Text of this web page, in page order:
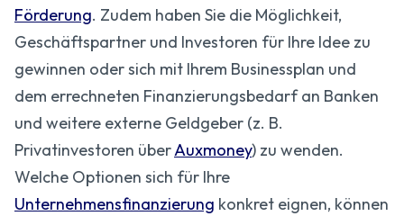
Förderung. Zudem haben Sie die Möglichkeit,
Geschäftspartner und Investoren für Ihre Idee zu
gewinnen oder sich mit Ihrem Businessplan und
dem errechneten Finanzierungsbedarf an Banken
und weitere externe Geldgeber (z. B.
Privatinvestoren überAuxmoney) zu wenden.
Welche Optionen sich für Ihre
Unternehmensfinanzierung konkret eignen, können